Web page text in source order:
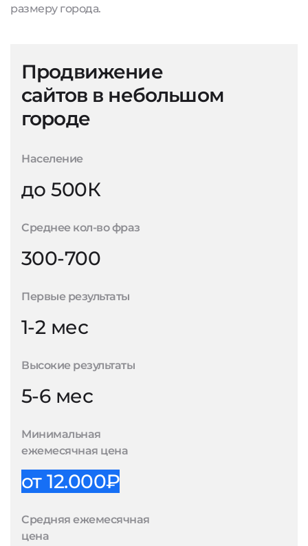
размеру города.
Продвижение
сайтов в небольшом
городе
Население
до 500К
Среднее кол-во фраз
300-700
Первые результаты
1-2 мес
Высокие результаты
5-6 мес
Минимальная
ежемесячная цена
от 12.000₽
Средняя ежемесячная
цена